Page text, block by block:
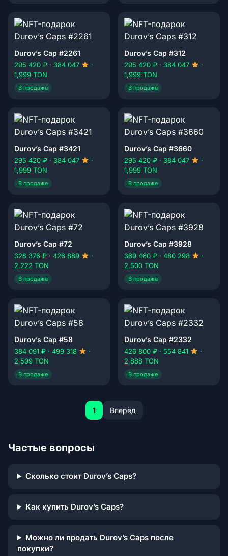
Durov’s Cap #2261
295 420 ₽ · 384 047
·
1,999 TON
В продаже
Durov’s Cap #312
295 420 ₽ · 384 047
·
1,999 TON
В продаже
Durov’s Cap #3421
295 420 ₽ · 384 047
·
1,999 TON
В продаже
Durov’s Cap #3660
295 420 ₽ · 384 047
·
1,999 TON
В продаже
Durov’s Cap #72
328 376 ₽ · 426 889
·
2,222 TON
В продаже
Durov’s Cap #3928
369 460 ₽ · 480 298
·
2,500 TON
В продаже
Durov’s Cap #58
384 091 ₽ · 499 318
·
2,599 TON
В продаже
Durov’s Cap #2332
426 800 ₽ · 554 841
·
2,888 TON
В продаже
1 Вперёд
Частые вопросы
Сколько стоит Durov’s Caps?
Как купить Durov’s Caps?
Можно ли продать Durov’s Caps после
покупки?